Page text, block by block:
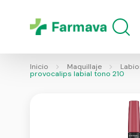
Inicio Maquillaje
provocalips labial tono 210